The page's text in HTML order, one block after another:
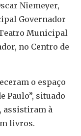
Niemeyer,
Governador
Municipal
no Centro de
o espaço
Paulo”, situado
assistiram à
livros.